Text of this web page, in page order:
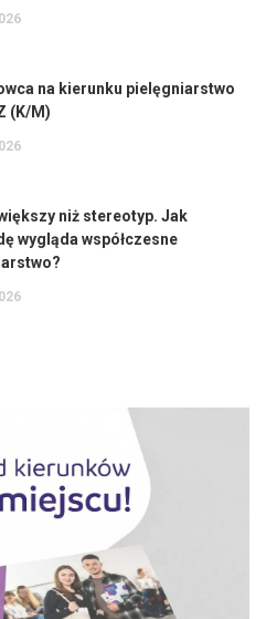
na kierunku pielęgniarstwo
(K/M)
niż stereotyp. Jak
wygląda współczesne